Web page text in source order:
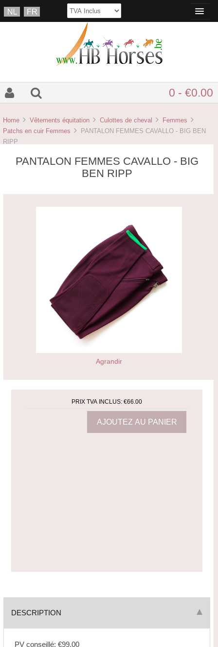
0 - €0.00
Home Vêtements équitation Culottes de cheval
Femmes
Patchs en cuir Femmes
PANTALON FEMMES CAVALLO - BIG BEN
RIPP
PANTALON FEMMES CAVALLO - BIG
BEN RIPP
Agrandir
PRIX TVA INCLUS:€66.00
DESCRIPTION
PV conseillé: €99.00